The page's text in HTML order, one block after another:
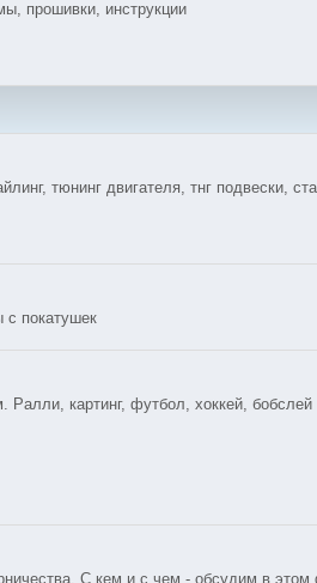
прошивки, инструкции
тюнинг двигателя, тнг подвески,
с покатушек
картинг, футбол, хоккей,
С кем и с чем - обсудим в